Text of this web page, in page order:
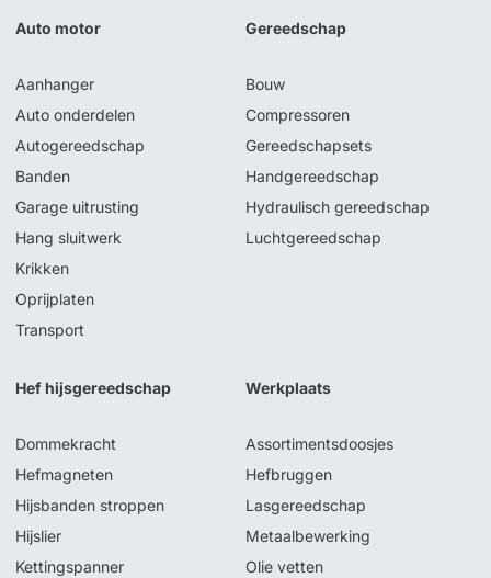
Auto motor
Aanhanger
Auto onderdelen
Autogereedschap
Banden
Garage uitrusting
Hang sluitwerk
Krikken
Oprijplaten
Transport
Gereedschap
Bouw
Compressoren
Gereedschapsets
Handgereedschap
Hydraulisch gereedschap
Luchtgereedschap
Hef hijsgereedschap
Dommekracht
Hefmagneten
Hijsbanden stroppen
Hijslier
Kettingspanner
Werkplaats
Assortimentsdoosjes
Hefbruggen
Lasgereedschap
Metaalbewerking
Olie vetten